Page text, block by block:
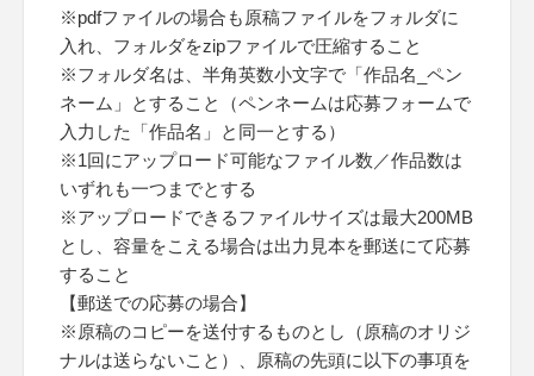
※pdfファイルの場合も原稿ファイルをフォルダに
入れ、フォルダをzipファイルで圧縮すること
※フォルダ名は、半角英数小文字で「作品名_ペン
ネーム」とすること（ペンネームは応募フォームで
入力した「作品名」と同一とする）
※1回にアップロード可能なファイル数／作品数は
いずれも一つまでとする
※アップロードできるファイルサイズは最大200MB
とし、容量をこえる場合は出力見本を郵送にて応募
すること
【郵送での応募の場合】
※原稿のコピーを送付するものとし（原稿のオリジ
ナルは送らないこと）、原稿の先頭に以下の事項を